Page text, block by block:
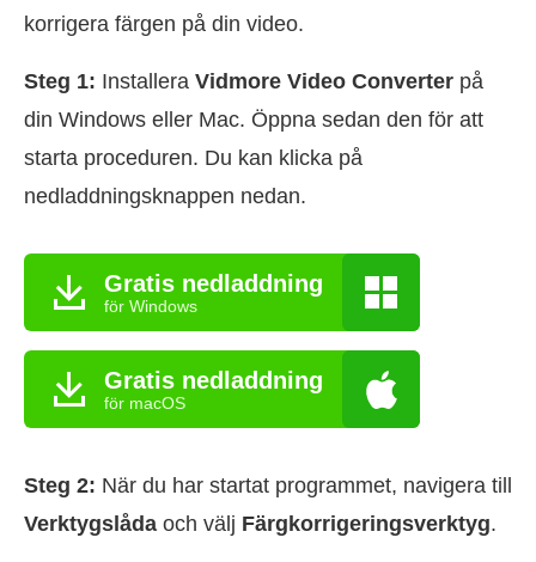
korrigera färgen på din video.
Steg 1: Installera Vidmore Video Converter på
din Windows eller Mac. Öppna sedan den för att
starta proceduren. Du kan klicka på
nedladdningsknappen nedan.
Gratis nedladdning
för Windows
Gratis nedladdning
för macOS
Steg 2: När du har startat programmet, navigera till
Verktygslåda och välj Färgkorrigeringsverktyg.